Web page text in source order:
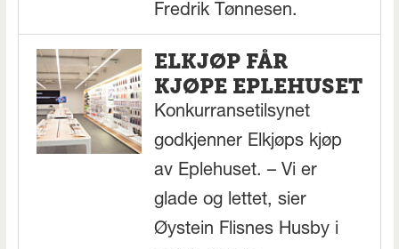
Fredrik Tønnesen.
ELKJØP FÅR
KJØPE EPLEHUSET
Konkurransetilsynet
godkjenner Elkjøps kjøp
av Eplehuset. – Vi er
glade og lettet, sier
Øystein Flisnes Husby i